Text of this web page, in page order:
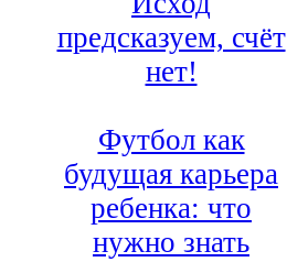
предсказуем, счёт
нет!
Футбол как
будущая карьера
ребенка: что
нужно знать